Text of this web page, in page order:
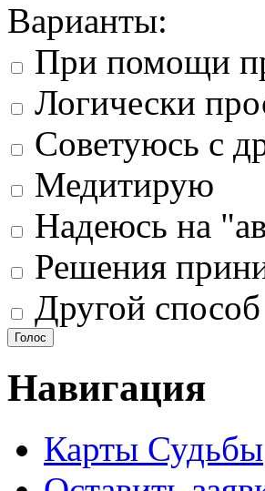
Варианты:
При помощи
Логически
Советуюсь с
Медитирую
Надеюсь на
Решения
Другой способ
Навигация
Карты Судьбы